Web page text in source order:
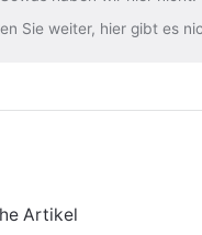
Sie weiter, hier gibt es
Artikel